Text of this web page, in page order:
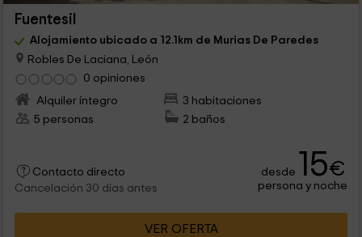
Fuentesil
Alojamiento ubicado a 12.1km de Murias De Paredes
Robles De Laciana, León
0 opiniones
Alquiler íntegro
3 habitaciones
5 personas
2 baños
Contacto directo
Cancelación 30 días antes
desde 15€
persona y noche
VER OFERTA